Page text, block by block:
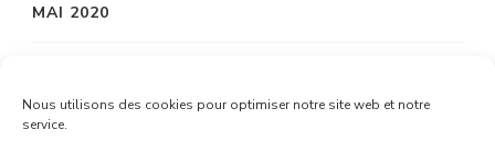
Nous utilisons des cookies pour optimiser notre site web et notre
service.
MAI 2020
MARS 2020